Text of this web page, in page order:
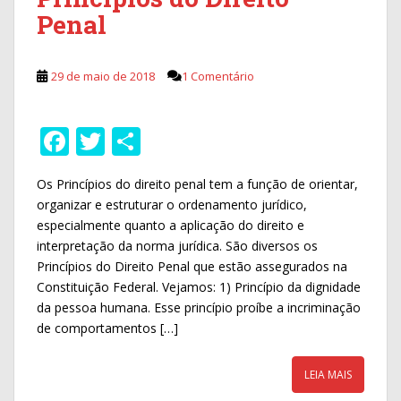
Penal
29 de maio de 2018 1 Comentário
F
ac
e
b
o
o
k
T
w
itt
er
h
ar
e
Os Princípios do direito penal tem a função de orientar,
organizar e estruturar o ordenamento jurídico,
especialmente quanto a aplicação do direito e
interpretação da norma jurídica. São diversos os
Princípios do Direito Penal que estão assegurados na
Constituição Federal. Vejamos: 1) Princípio da dignidade
da pessoa humana. Esse princípio proíbe a incriminação
de comportamentos […]
LEIA MAIS